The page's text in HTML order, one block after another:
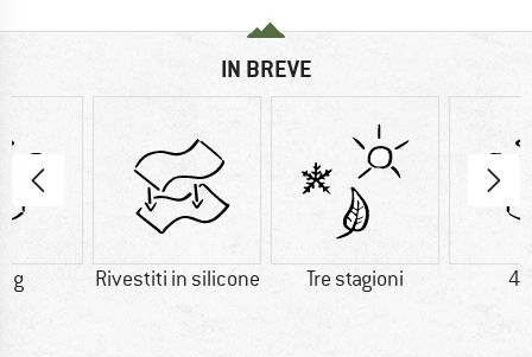
IN BREVE
g Rivestiti in silicone Tre stagioni